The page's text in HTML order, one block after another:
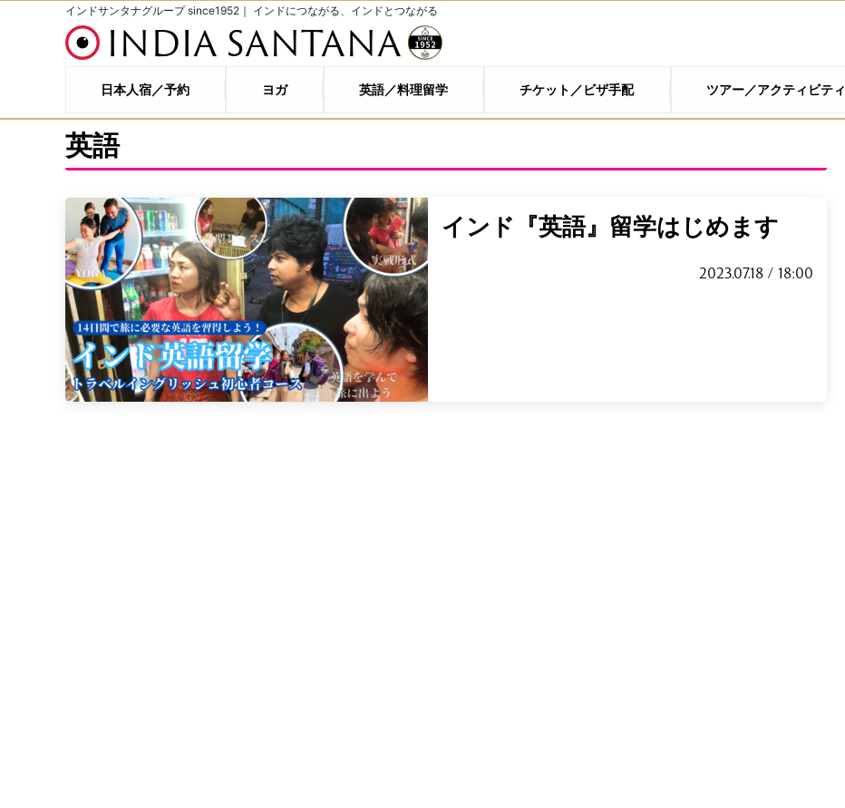
インドサンタナグループ since1952｜ インドにつながる、インドとつながる
INDIA SANTANA
日本人宿／予約 ヨガ 英語／料理留学 チケット／ビザ手配 ツアー／アクティビティ
英語
インド『英語』留学はじめます
2023.07.18 / 18:00